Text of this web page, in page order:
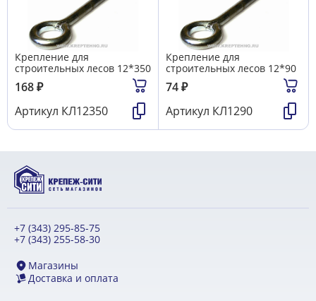
Крепление для
строительных лесов 12*350
168₽
Артикул КЛ12350
Крепление для
строительных лесов 12*90
74₽
Артикул КЛ1290
+7 (343) 295-85-75
+7 (343) 255-58-30
Магазины
Доставка и оплата